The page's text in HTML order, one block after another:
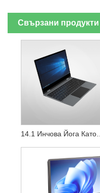
Свързани продукти
14.1 Инчова Йога Като Лаптоп Intel Windows